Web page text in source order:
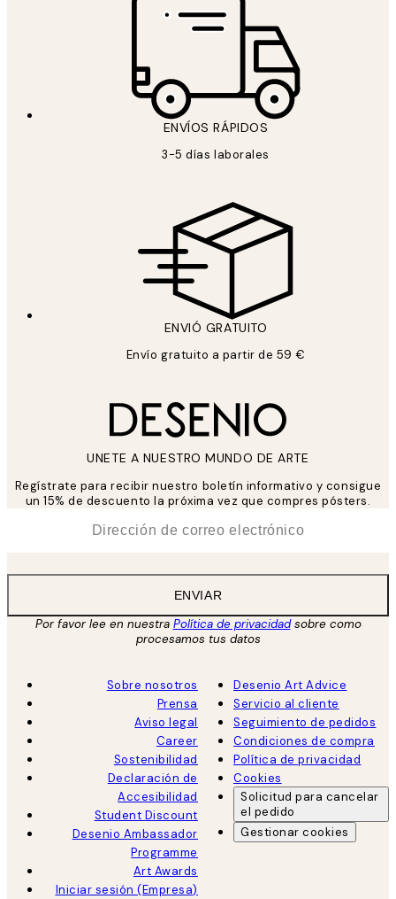
ENVÍOS RÁPIDOS
3-5 días laborales
ENVIÓ GRATUITO
Envío gratuito a partir de 59 €
UNETE A NUESTRO MUNDO DE ARTE
Regístrate para recibir nuestro boletín informativo y consigue
un 15% de descuento la próxima vez que compres pósters.
ENVIAR
Por favor lee en nuestra Política de privacidadsobre como
procesamos tus datos
Sobre nosotros
Prensa
Aviso legal
Career
Sostenibilidad
Declaración de
Accesibilidad
Student Discount
Desenio Ambassador
Programme
Art Awards
Iniciar sesión (Empresa)
Desenio Art Advice
Servicio al cliente
Seguimiento de pedidos
Condiciones de compra
Política de privacidad
Cookies
Solicitud para cancelar
el pedido
Gestionar cookies